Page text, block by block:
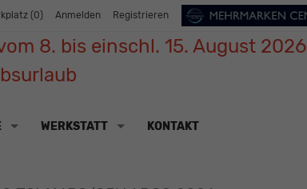
(0) Anmelden Registrieren
8. bis einschl. 15. August 2026
WERKSTATT KONTAKT